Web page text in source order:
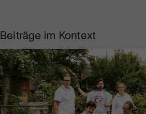
Beiträge im Kontext